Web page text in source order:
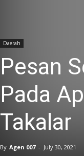
Daerah
Pesan
Pada
Takalar
By Agen 007 - July 30, 2021